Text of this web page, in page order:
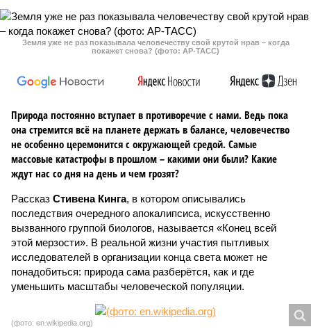
Земля уже не раз показывала человечеству свой крутой нрав – когда
покажет снова? (фото: АР-ТАСС)
Природа постоянно вступает в противоречие с нами. Ведь пока
она стремится всё на планете держать в балансе, человечество
не особенно церемонится с окружающей средой. Самые
массовые катастрофы в прошлом – какими они были? Какие
ждут нас со дня на день и чем грозят?
Рассказ Стивена Кинга, в котором описывались
последствия очередного апокалипсиса, искусственно
вызванного группой биологов, называется «Конец всей
этой мерзости». В реальной жизни участия пытливых
исследователей в организации конца света может не
понадобиться: природа сама разберётся, как и где
уменьшить масштабы человеческой популяции.
(фото: en.wikipedia.org)